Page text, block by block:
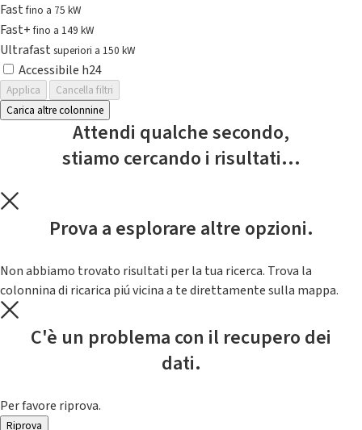
Fastfino a 75 kW
Fast+fino a 149 kW
Ultrafast superiori a 150 kW
Accessibile h24
Applica
Cancella filtri
Carica altre colonnine
Attendi qualche secondo,
stiamo cercando i risultati...
Prova a esplorare altre opzioni.
Non abbiamo trovato risultati per la tua ricerca. Trova la
colonnina di ricarica piú vicina a te direttamente sulla mappa.
C'è un problema con il recupero dei
dati.
Per favore riprova.
Riprova